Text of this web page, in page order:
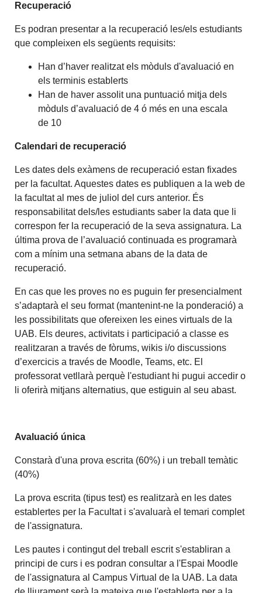
Recuperació
Es podran presentar a la recuperació les/els estudiants
que compleixen els següents requisits:
Han d’haver realitzat els mòduls d'avaluació en
els terminis establerts
Han de haver assolit una puntuació mitja dels
mòduls d’avaluació de 4 ó més en una escala
de 10
Calendari de recuperació
Les dates dels exàmens de recuperació estan fixades
per la facultat. Aquestes dates es publiquen a la web de
la facultat al mes de juliol del curs anterior. És
responsabilitat dels/les estudiants saber la data que li
correspon fer la recuperació de la seva assignatura. La
última prova de l’avaluació continuada es programarà
com a mínim una setmana abans de la data de
recuperació.
En cas que les proves no es puguin fer presencialment
s’adaptarà el seu format (mantenint-ne la ponderació) a
les possibilitats que ofereixen les eines virtuals de la
UAB. Els deures, activitats i participació a classe es
realitzaran a través de fòrums, wikis i/o discussions
d’exercicis a través de Moodle, Teams, etc. El
professorat vetllarà perquè l'estudiant hi pugui accedir o
li oferirà mitjans alternatius, que estiguin al seu abast.
Avaluació única
Constarà d'una prova escrita (60%) i un treball temàtic
(40%)
La prova escrita (tipus test) es realitzarà en les dates
establertes per la Facultat i s'avaluarà el temari complet
de l'assignatura.
Les pautes i contingut del treball escrit s'establiran a
principi de curs i es podran consultar a l'Espai Moodle
de l'assignatura al Campus Virtual de la UAB. La data